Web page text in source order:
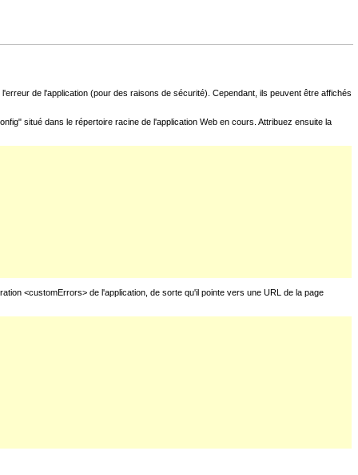
de l'application (pour des raisons de sécurité). Cependant, ils peuvent être affichés
situé dans le répertoire racine de l'application Web en cours. Attribuez ensuite la
<customErrors> de l'application, de sorte qu'il pointe vers une URL de la page